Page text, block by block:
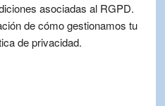
asociadas al RGPD.
de cómo gestionamos tu
de privacidad.